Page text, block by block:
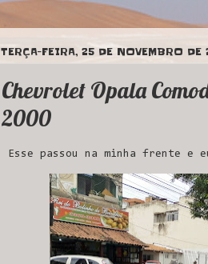
TERÇA-FEIRA, 25 DE NOVEMBRO DE
Chevrolet Opala
2000
Esse passou na minha frente e